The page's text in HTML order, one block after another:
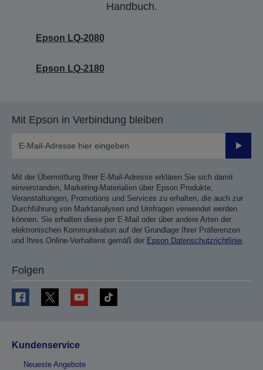
Handbuch.
Epson LQ-2080
Epson LQ-2180
Mit Epson in Verbindung bleiben
Mit der Übermittlung Ihrer E-Mail-Adresse erklären Sie sich damit
einverstanden, Marketing-Materialien über Epson Produkte,
Veranstaltungen, Promotions und Services zu erhalten, die auch zur
Durchführung von Marktanalysen und Umfragen verwendet werden
können. Sie erhalten diese per E-Mail oder über andere Arten der
elektronischen Kommunikation auf der Grundlage Ihrer Präferenzen
und Ihres Online-Verhaltens gemäß der Epson Datenschutzrichtlinie.
Folgen
Kundenservice
Neueste Angebote